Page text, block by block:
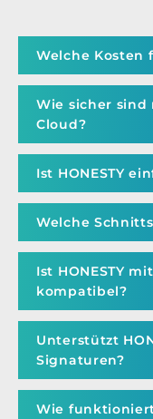
Welche Kosten
Wie sicher
Cloud?
Ist HONESTY
Welche
Ist HONESTY
kompatibel?
Unterstützt
Signaturen?
Wie